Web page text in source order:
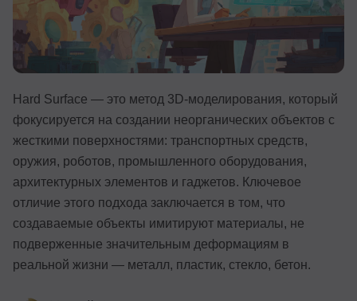
Hard Surface — это метод 3D-моделирования, который
фокусируется на создании неорганических объектов с
жесткими поверхностями: транспортных средств,
оружия, роботов, промышленного оборудования,
архитектурных элементов и гаджетов. Ключевое
отличие этого подхода заключается в том, что
создаваемые объекты имитируют материалы, не
подверженные значительным деформациям в
реальной жизни — металл, пластик, стекло, бетон.
Акции и промокоды
Рейтинг онлайн-школ